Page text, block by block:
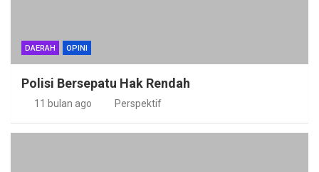
DAERAH OPINI
Polisi Bersepatu Hak Rendah
11 bulan ago Perspektif